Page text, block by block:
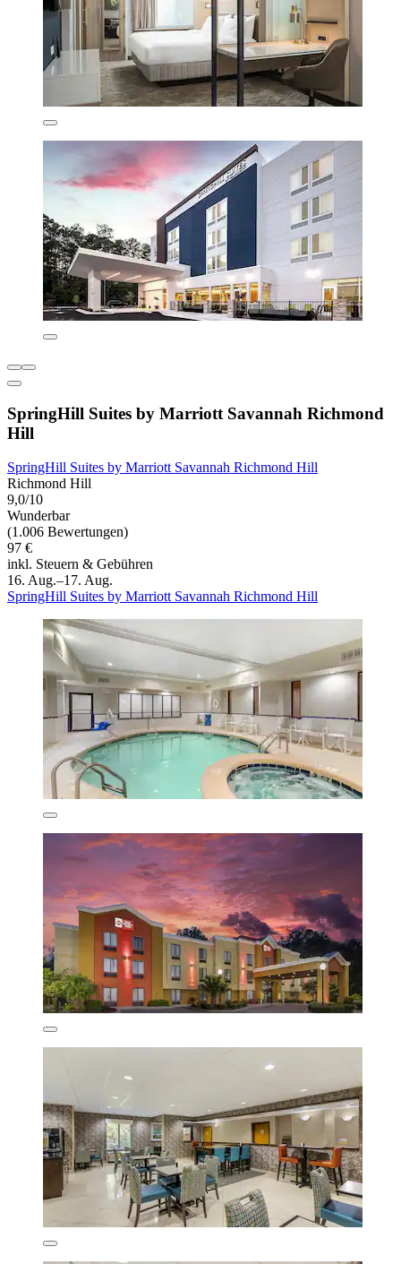
SpringHill Suites by Marriott Savannah Richmond
Hill
SpringHill Suites by Marriott Savannah Richmond Hill
Richmond Hill
9,0/10
Wunderbar
(1.006 Bewertungen)
97 €
inkl. Steuern & Gebühren
16. Aug.–17. Aug.
SpringHill Suites by Marriott Savannah Richmond Hill